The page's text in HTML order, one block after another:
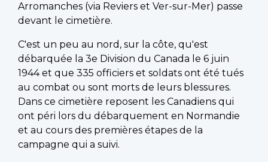
Arromanches (via Reviers et Ver-sur-Mer) passe
devant le cimetière.
C'est un peu au nord, sur la côte, qu'est
débarquée la 3e Division du Canada le 6 juin
1944 et que 335 officiers et soldats ont été tués
au combat ou sont morts de leurs blessures.
Dans ce cimetière reposent les Canadiens qui
ont péri lors du débarquement en Normandie
et au cours des premières étapes de la
campagne qui a suivi.